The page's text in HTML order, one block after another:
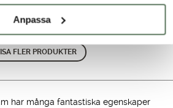
Anpassa
Otroligt mjuka och...
Det
priset
var:
299.00
Det
priset
är:
FLER PRODUKTER
har många fantastiska egenskaper